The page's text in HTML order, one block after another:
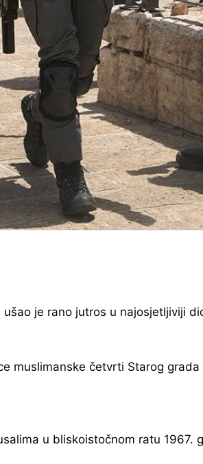
je rano jutros u najosjetljiviji
muslimanske četvrti Starog grada
u bliskoistočnom ratu 1967.